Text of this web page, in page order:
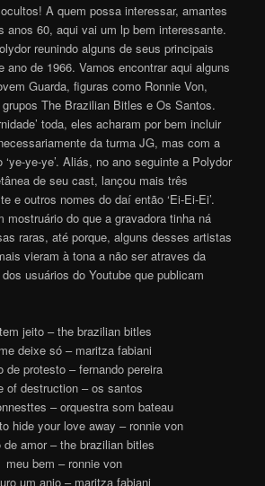
A quem possa interessar, amantes
anos 60, aqui vai um lp bem interessante.
reunindo alguns de seus principais
ano de 1966. Vamos encontrar aqui alguns
Guarda, figuras como Ronnie Von,
The Brazilian Bitles e Os Santos.
toda, eles acharam por bem incluir
da turma JG, mas com a
ye-ye’. Aliás, no ano seguinte a Polydor
de seu cast, lançou mais três
e outros nomes do daí então ‘Ei-Ei-Ei’.
mostruário do que a gravadora tinha ná
raras, até porque, alguns desses artistas
vieram à tona a não ser atraves da
usuários do Youtube que publicam
jeito – the brazilian bitles
deixe só – maritza fabiani
de protesto – fernando pereira
of destruction – os santos
– orquestra som bateau
hide your love away – ronnie von
de amor – the brazilian bitles
meu bem – ronnie von
um anjo – maritza fabiani